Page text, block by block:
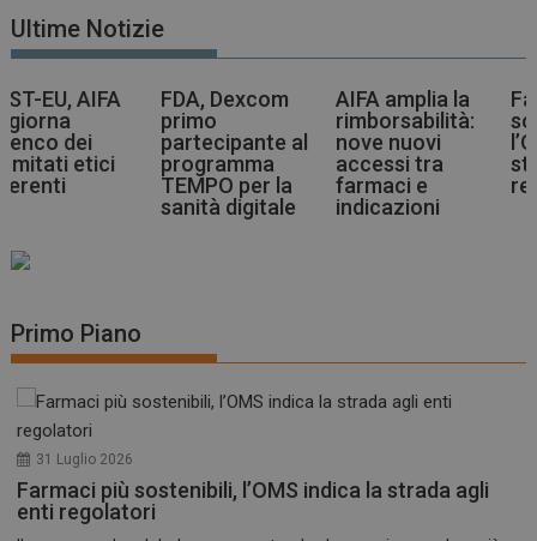
Ultime Notizie
FDA, Dexcom
primo
partecipante al
programma
TEMPO per la
AIFA amplia la
rimborsabilità:
nove nuovi
accessi tra
farmaci e
indicazioni
Farmaci più
sostenibili,
l’OMS indica la
strada agli enti
regolatori
Primo Piano
31 Luglio 2026
Farmaci più sostenibili, l’OMS indica la strada agli
enti regolatori